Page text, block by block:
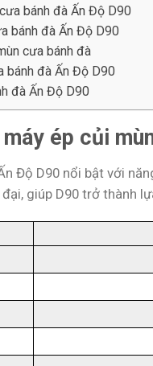
bánh đà Ấn Độ D90
bánh đà Ấn Độ D90
cưa bánh đà
bánh đà Ấn Độ D90
đà Ấn Độ D90
ép củi
Độ D90 nổi bật với
giúp D90 trở thành